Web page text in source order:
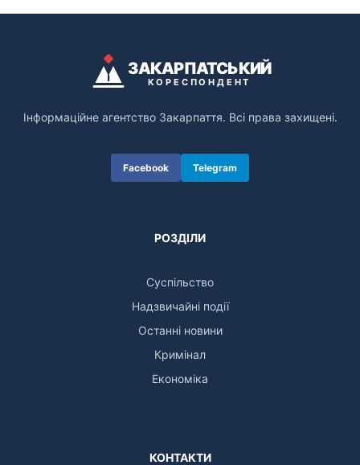
ЗАКАРПАТСЬКИЙ
КОРЕСПОНДЕНТ
Інформаційне агентство Закарпаття. Всі права захищені.
Facebook Telegram
РОЗДІЛИ
Суспільство
Надзвичайні події
Останні новини
Кримінал
Економіка
КОНТАКТИ